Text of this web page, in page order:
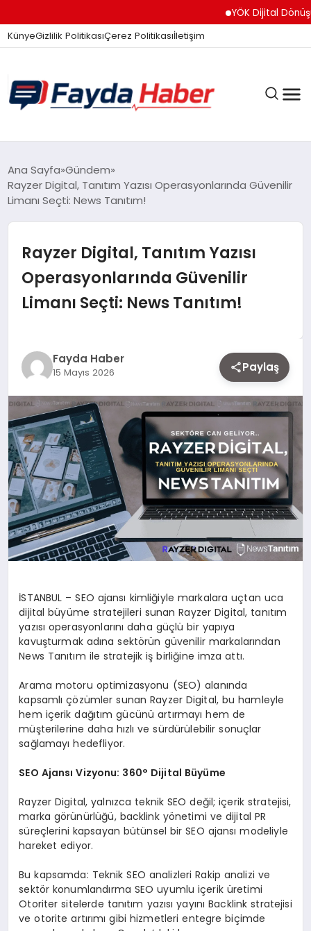
YÖK Dijital Dönüşüm
KünyeGizlilik PolitikasıÇerez Politikasıİletişim
GÜNDEM
TEKNOLOJI
SIYASET
MAGAZIN
YAŞAM
DÜNYA
EĞITIM
Ana Sayfa Gündem
Rayzer Digital, Tanıtım Yazısı Operasyonlarında Güvenilir
Limanı Seçti: News Tanıtım!
Rayzer Digital, Tanıtım Yazısı
Operasyonlarında Güvenilir
Limanı Seçti: News Tanıtım!
Fayda Haber
15 Mayıs 2026 Paylaş
İSTANBUL – SEO ajansı kimliğiyle markalara uçtan uca
dijital büyüme stratejileri sunan Rayzer Digital, tanıtım
yazısı operasyonlarını daha güçlü bir yapıya
kavuşturmak adına sektörün güvenilir markalarından
News Tanıtım ile stratejik iş birliğine imza attı.
Arama motoru optimizasyonu (SEO) alanında
kapsamlı çözümler sunan Rayzer Digital, bu hamleyle
hem içerik dağıtım gücünü artırmayı hem de
müşterilerine daha hızlı ve sürdürülebilir sonuçlar
sağlamayı hedefliyor.
SEO Ajansı Vizyonu: 360° Dijital Büyüme
Rayzer Digital, yalnızca teknik SEO değil; içerik stratejisi,
marka görünürlüğü, backlink yönetimi ve dijital PR
süreçlerini kapsayan bütünsel bir SEO ajansı modeliyle
hareket ediyor.
Bu kapsamda: Teknik SEO analizleri Rakip analizi ve
sektör konumlandırma SEO uyumlu içerik üretimi
Otoriter sitelerde tanıtım yazısı yayını Backlink stratejisi
ve otorite artırımı gibi hizmetleri entegre biçimde